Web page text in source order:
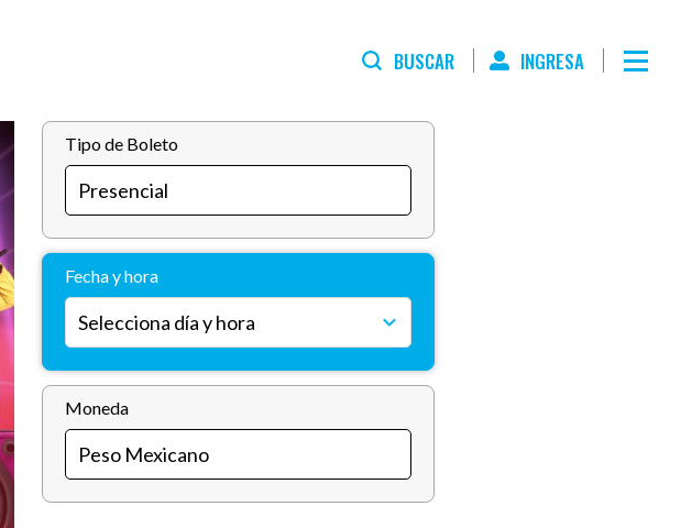
BUSCAR INGRESA
Tipo de Boleto
Fecha y hora
Moneda